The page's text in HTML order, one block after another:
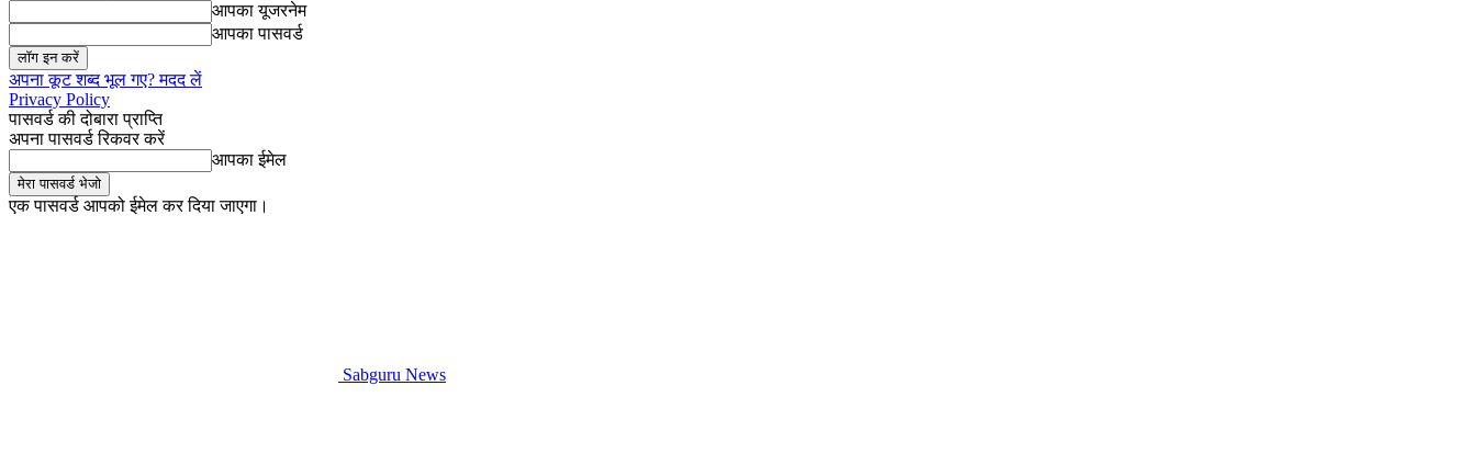
आपका यूजरनेम
आपका पासवर्ड
अपना कूट शब्द भूल गए? मदद लें
Privacy Policy
पासवर्ड की दोबारा प्राप्ति
अपना पासवर्ड रिकवर करें
आपका ईमेल
एक पासवर्ड आपको ईमेल कर दिया जाएगा।
Sabguru News